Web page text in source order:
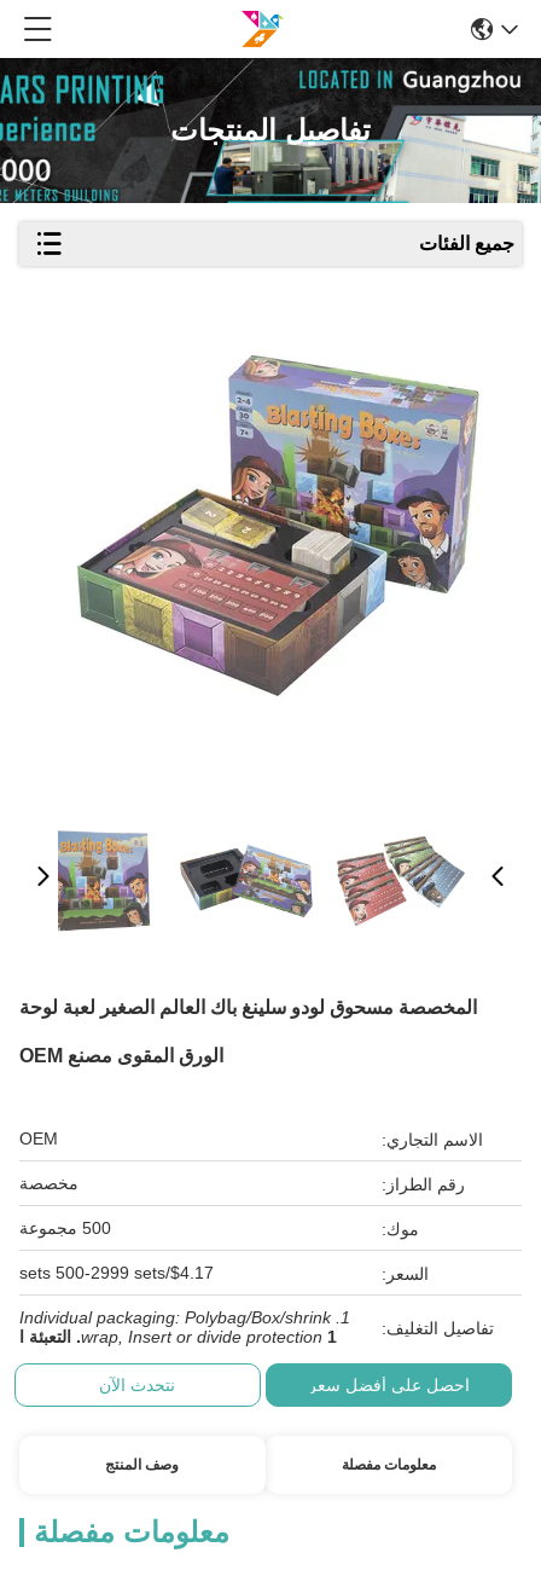
تفاصيل المنتجات
جميع الفئات
المخصصة مسحوق لودو سلينغ باك العالم الصغير لعبة لوحة
الورق المقوى مصنع OEM
الاسم التجاري: OEM
رقم الطراز: مخصصة
موك: 500 مجموعة
السعر: $4.17/sets 500-2999 sets
تفاصيل التغليف:
1. Individual packaging: Polybag/Box/shrink
wrap, Insert or divide protection 1. التعبئة ا
احصل على أفضل سعر نتحدث الآن
معلومات مفصلة وصف المنتج
معلومات مفصلة